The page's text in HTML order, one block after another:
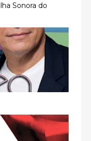
Sonora do